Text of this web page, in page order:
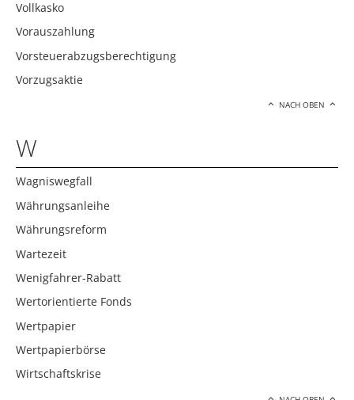
Vollkasko
Vorauszahlung
Vorsteuerabzugsberechtigung
Vorzugsaktie
NACH OBEN
W
Wagniswegfall
Währungsanleihe
Währungsreform
Wartezeit
Wenigfahrer-Rabatt
Wertorientierte Fonds
Wertpapier
Wertpapierbörse
Wirtschaftskrise